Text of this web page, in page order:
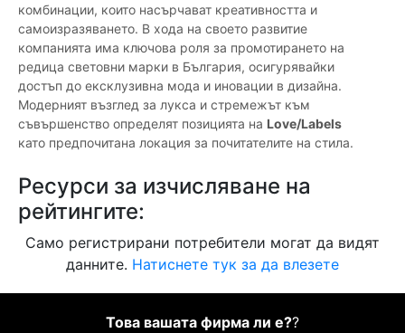
комбинации, които насърчават креативността и
самоизразяването. В хода на своето развитие
компанията има ключова роля за промотирането на
редица световни марки в България, осигурявайки
достъп до ексклузивна мода и иновации в дизайна.
Модерният възглед за лукса и стремежът към
съвършенство определят позицията на Love/Labels
като предпочитана локация за почитателите на стила.
Ресурси за изчисляване на
рейтингите:
Само регистрирани потребители могат да видят
данните. Натиснете тук за да влезете
Това вашата фирма ли е??